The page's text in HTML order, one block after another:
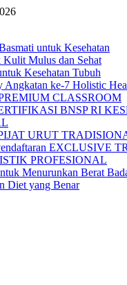
untuk Kesehatan
Kulit Mulus dan Sehat
Kesehatan Tubuh
Angkatan ke-7 Holistic
CLASSROOM
BNSP RI
URUT
EXCLUSIVE
PROFESIONAL
Menurunkan Berat
Diet yang Benar